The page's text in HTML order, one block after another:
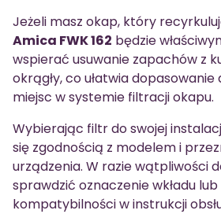
Jeżeli masz okap, który
Amica FWK 162 będzie
wspierać usuwanie zapachów z
okrągły, co ułatwia
miejsc w systemie filtracji okapu.
Wybierając filtr do swojej
się zgodnością z modelem i
urządzenia. W razie wątpliwości
sprawdzić oznaczenie wkładu
kompatybilności w instrukcji